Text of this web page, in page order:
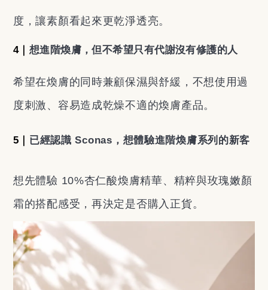
度，讓素顏看起來更乾淨透亮。
4｜ 想進階煥膚，但不希望只有代謝沒有修護的人
希望在煥膚的同時兼顧保濕與舒緩，不想使用過
度刺激、容易造成乾燥不適的煥膚產品。
5｜ 已經認識 Sconas，想體驗進階煥膚系列的新客
想先體驗 10%杏仁酸煥膚精華、精粹與玫瑰嫩顏
霜的搭配感受，再決定是否購入正貨。